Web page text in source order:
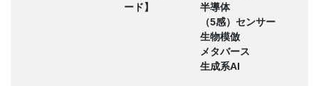
ード】
半導体
（5感）センサー
生物模倣
メタバース
生成系AI